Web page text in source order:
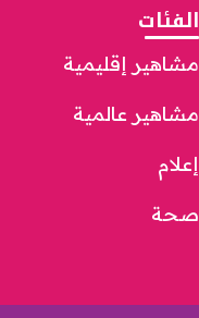
الفئات
مشاهير إقليمية
مشاهير عالمية
إعلام
صحة